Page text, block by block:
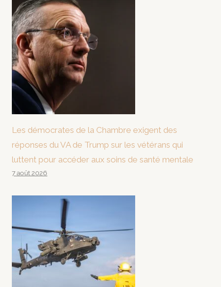
Les démocrates de la Chambre exigent des
réponses du VA de Trump sur les vétérans qui
luttent pour accéder aux soins de santé mentale
7 août 2026